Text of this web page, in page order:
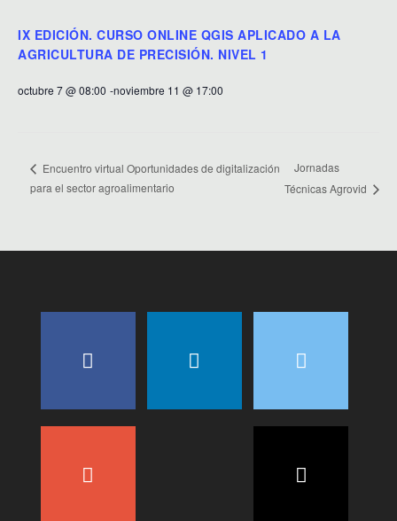
IX EDICIÓN. CURSO ONLINE QGIS APLICADO A LA
AGRICULTURA DE PRECISIÓN. NIVEL 1
octubre 7 @ 08:00 -noviembre 11 @ 17:00
Encuentro virtual Oportunidades de digitalización
para el sector agroalimentario
Jornadas
Técnicas Agrovid